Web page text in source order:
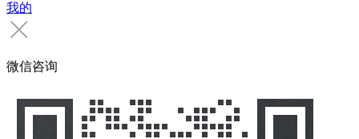
我的
微信咨询